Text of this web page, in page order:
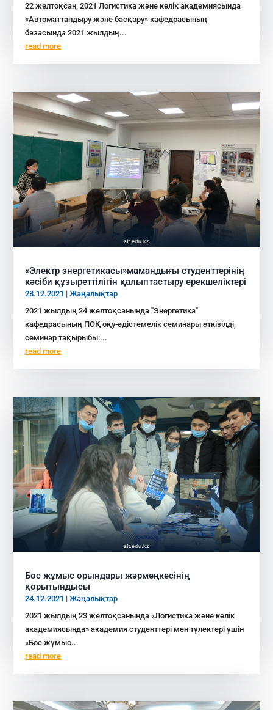
22 желтоқсан, 2021 Логистика және көлік академиясында
«Автоматтандыру және басқару» кафедрасының
базасында 2021 жылдың...
read more
«Электр энергетикасы»мамандығы студенттерінің
кәсіби құзыреттілігін қалыптастыру ерекшеліктері
28.12.2021 |Жаңалықтар
2021 жылдың 24 желтоқсанында "Энергетика"
кафедрасының ПОҚ оқу-әдістемелік семинары өткізілді,
семинар тақырыбы:...
read more
Бос жұмыс орындары жәрмеңкесінің
қорытындысы
24.12.2021 |Жаңалықтар
2021 жылдың 23 желтоқсанында «Логистика және көлік
академиясында» академия студенттері мен түлектері үшін
«Бос жұмыс...
read more